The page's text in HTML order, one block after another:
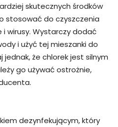
skutecznych środków
stosować do czyszczenia
wirusy. Wystarczy dodać
i użyć tej mieszanki do
jednak, że chlorek jest silnym
go używać ostrożnie,
dezynfekującym, który